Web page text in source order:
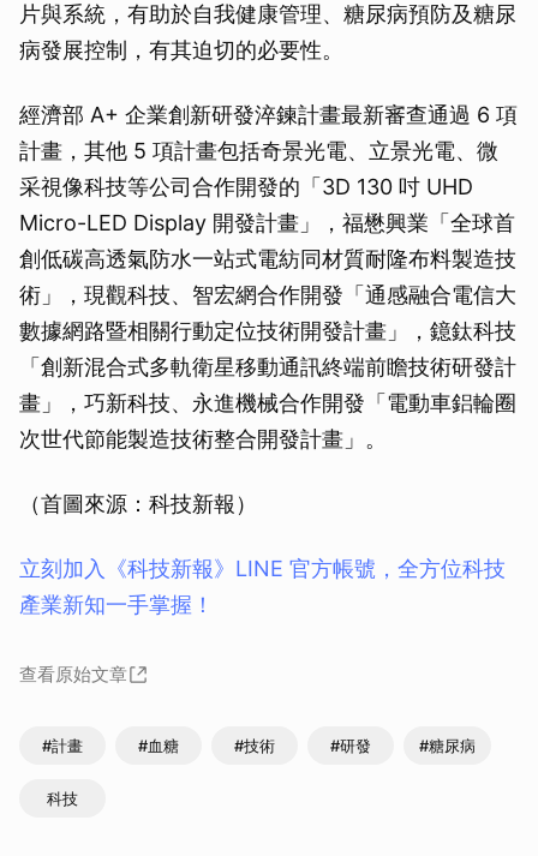
片與系統，有助於自我健康管理、糖尿病預防及糖尿
病發展控制，有其迫切的必要性。
經濟部 A+ 企業創新研發淬鍊計畫最新審查通過 6 項
計畫，其他 5 項計畫包括奇景光電、立景光電、微
采視像科技等公司合作開發的「3D 130 吋 UHD
Micro-LED Display 開發計畫」，福懋興業「全球首
創低碳高透氣防水一站式電紡同材質耐隆布料製造技
術」，現觀科技、智宏網合作開發「通感融合電信大
數據網路暨相關行動定位技術開發計畫」，鐿鈦科技
「創新混合式多軌衛星移動通訊終端前瞻技術研發計
畫」，巧新科技、永進機械合作開發「電動車鋁輪圈
次世代節能製造技術整合開發計畫」。
（首圖來源：科技新報）
立刻加入《科技新報》LINE 官方帳號，全方位科技
產業新知一手掌握！
查看原始文章
#計畫 #血糖 #技術 #研發 #糖尿病
科技